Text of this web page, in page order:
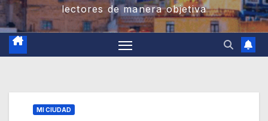
lectores de manera objetiva
MI CIUDAD